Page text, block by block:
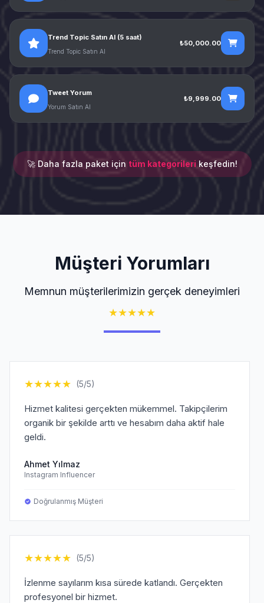
Trend Topic Satın Al (5 saat)
Trend Topic Satın Al
₺50,000.00
Tweet Yorum
Yorum Satın Al
₺9,999.00
🚀 Daha fazla paket için tüm kategorilerikeşfedin!
Müşteri Yorumları
Memnun müşterilerimizin gerçek deneyimleri
★★★★★
★★★★★ (5/5)
Hizmet kalitesi gerçekten mükemmel. Takipçilerim
organik bir şekilde arttı ve hesabım daha aktif hale
geldi.
Ahmet Yılmaz
Instagram Influencer
Doğrulanmış Müşteri
★★★★★ (5/5)
İzlenme sayılarım kısa sürede katlandı. Gerçekten
profesyonel bir hizmet.